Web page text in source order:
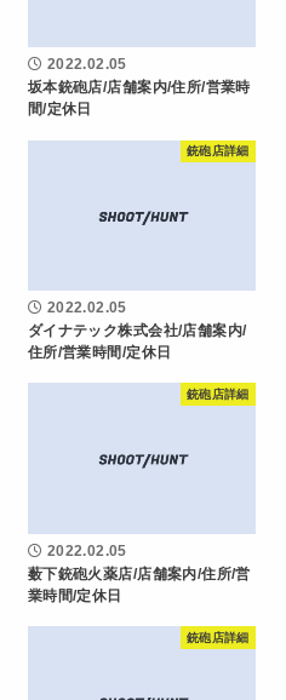
2022.02.05
坂本銃砲店/店舗案内/住所/営業時
間/定休日
銃砲店詳細
2022.02.05
ダイナテック株式会社/店舗案内/
住所/営業時間/定休日
銃砲店詳細
2022.02.05
薮下銃砲火薬店/店舗案内/住所/営
業時間/定休日
銃砲店詳細